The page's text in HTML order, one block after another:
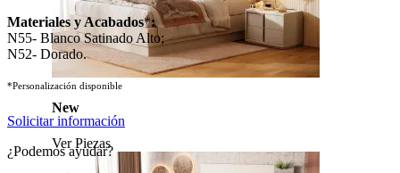
New
Ver Piezas
Materiales y Acabados*:
N55- Blanco Satinado Alto;
N52- Dorado.
*Personalización disponible
Solicitar información
¿Podemos ayudar?